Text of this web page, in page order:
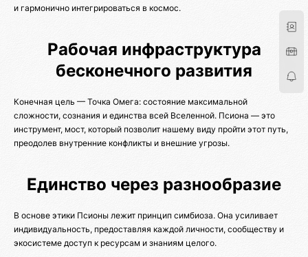
и гармонично интегрироваться в космос.
Рабочая инфраструктура
бесконечного развития
Конечная цель — Точка Омега: состояние максимальной
сложности, сознания и единства всей Вселенной. Псиона — это
инструмент, мост, который позволит нашему виду пройти этот путь,
преодолев внутренние конфликты и внешние угрозы.
Единство через разнообразие
В основе этики Псионы лежит принцип симбиоза. Она усиливает
индивидуальность, предоставляя каждой личности, сообществу и
экосистеме доступ к ресурсам и знаниям целого.